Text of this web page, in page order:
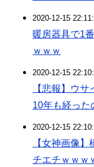
2020-12-15
暖房器具で1
ｗｗｗ
2020-12-15
【悲報】ウ
10年も経った
2020-12-15
【女神画像
チエチｗｗｗ